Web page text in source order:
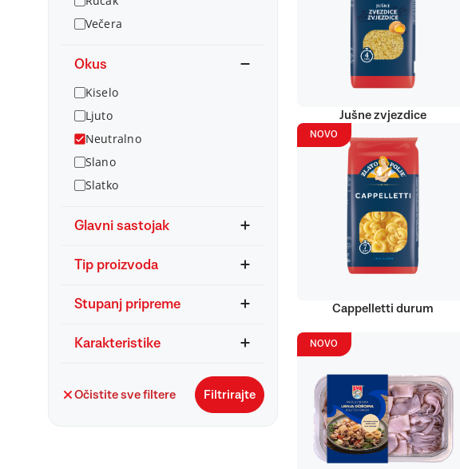
Večera
Okus
Kiselo
Ljuto
Neutralno
Slano
Slatko
Glavni sastojak
Tip proizvoda
Stupanj pripreme
Karakteristike
Očistite sve filtere Filtrirajte
Jušne zvjezdice
NOVO
Cappelletti durum
NOVO